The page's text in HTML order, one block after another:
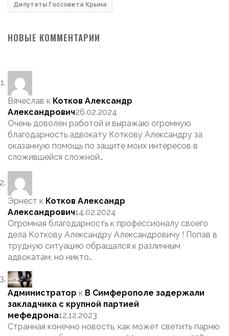
Депутаты Госсовета Крыма
НОВЫЕ КОММЕНТАРИИ
Вячеслав к Котков Александр
Александрович26.02.2024
Очень доволен работой и выражаю огромную
благодарность адвокату Коткову Александру за
оказанную помощь по защите моих интересов в
сложившейся сложной…
Эрнест к Котков Александр
Александрович14.02.2024
Огромная благодарность к профессионалу своего
дела Коткову Александру Александровичу ! Попав в
трудную ситуацию обращался к различным
адвокатам, но никто…
Администратор к В Симферополе задержали
закладчика с крупной партией
мефедрона12.12.2023
Странная конечно новость, как может светить парню